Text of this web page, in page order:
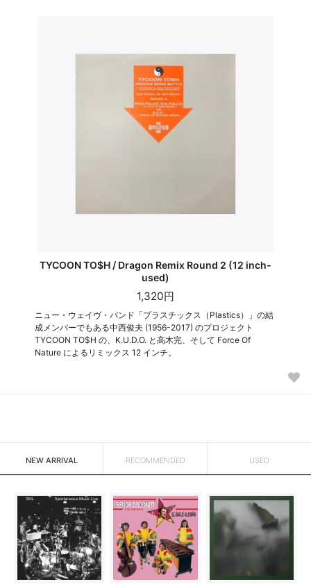
TYCOON TO$H / Dragon Remix Round 2 (12 inch-
used)
1,320円
ニュー・ウェイヴ・バンド「プラスチックス（Plastics）」の結
成メンバーでもある中西俊夫 (1956-2017) のプロジェクト
TYCOON TO$H の、K.U.D.O. と高木完、そして Force Of
Nature によるリミックス 12 インチ。
NEW ARRIVAL RECOMMENDED USED